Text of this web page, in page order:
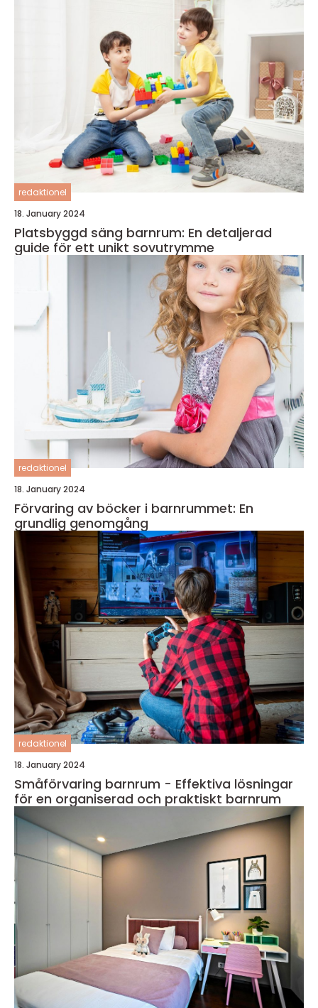
redaktionel
18. January 2024
Platsbyggd säng barnrum: En detaljerad
guide för ett unikt sovutrymme
redaktionel
18. January 2024
Förvaring av böcker i barnrummet: En
grundlig genomgång
redaktionel
18. January 2024
Småförvaring barnrum - Effektiva lösningar
för en organiserad och praktiskt barnrum